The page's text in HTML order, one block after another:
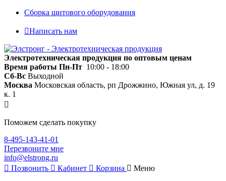
Сборка щитового оборудования
Написать нам
Электротехническая продукция по оптовым ценам
Время работы Пн-Пт 10:00 - 18:00
Сб-Вс Выходной
Москва Московская область, рп Дрожжино, Южная ул, д. 19
к. 1
Поможем сделать покупку
8-495-143-41-01
Перезвоните мне
info@elstrong.ru
Позвонить
Кабинет Корзина Меню